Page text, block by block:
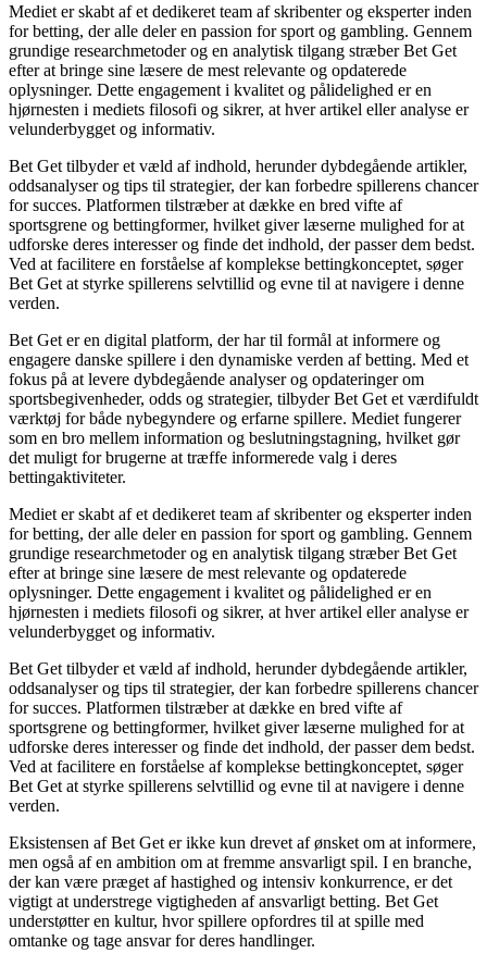
Mediet er skabt af et dedikeret team af skribenter og eksperter inden
for betting, der alle deler en passion for sport og gambling. Gennem
grundige researchmetoder og en analytisk tilgang stræber Bet Get
efter at bringe sine læsere de mest relevante og opdaterede
oplysninger. Dette engagement i kvalitet og pålidelighed er en
hjørnesten i mediets filosofi og sikrer, at hver artikel eller analyse er
velunderbygget og informativ.
Bet Get tilbyder et væld af indhold, herunder dybdegående artikler,
oddsanalyser og tips til strategier, der kan forbedre spillerens chancer
for succes. Platformen tilstræber at dække en bred vifte af
sportsgrene og bettingformer, hvilket giver læserne mulighed for at
udforske deres interesser og finde det indhold, der passer dem bedst.
Ved at facilitere en forståelse af komplekse bettingkonceptet, søger
Bet Get at styrke spillerens selvtillid og evne til at navigere i denne
verden.
Bet Get er en digital platform, der har til formål at informere og
engagere danske spillere i den dynamiske verden af betting. Med et
fokus på at levere dybdegående analyser og opdateringer om
sportsbegivenheder, odds og strategier, tilbyder Bet Get et værdifuldt
værktøj for både nybegyndere og erfarne spillere. Mediet fungerer
som en bro mellem information og beslutningstagning, hvilket gør
det muligt for brugerne at træffe informerede valg i deres
bettingaktiviteter.
Mediet er skabt af et dedikeret team af skribenter og eksperter inden
for betting, der alle deler en passion for sport og gambling. Gennem
grundige researchmetoder og en analytisk tilgang stræber Bet Get
efter at bringe sine læsere de mest relevante og opdaterede
oplysninger. Dette engagement i kvalitet og pålidelighed er en
hjørnesten i mediets filosofi og sikrer, at hver artikel eller analyse er
velunderbygget og informativ.
Bet Get tilbyder et væld af indhold, herunder dybdegående artikler,
oddsanalyser og tips til strategier, der kan forbedre spillerens chancer
for succes. Platformen tilstræber at dække en bred vifte af
sportsgrene og bettingformer, hvilket giver læserne mulighed for at
udforske deres interesser og finde det indhold, der passer dem bedst.
Ved at facilitere en forståelse af komplekse bettingkonceptet, søger
Bet Get at styrke spillerens selvtillid og evne til at navigere i denne
verden.
Eksistensen af Bet Get er ikke kun drevet af ønsket om at informere,
men også af en ambition om at fremme ansvarligt spil. I en branche,
der kan være præget af hastighed og intensiv konkurrence, er det
vigtigt at understrege vigtigheden af ansvarligt betting. Bet Get
understøtter en kultur, hvor spillere opfordres til at spille med
omtanke og tage ansvar for deres handlinger.